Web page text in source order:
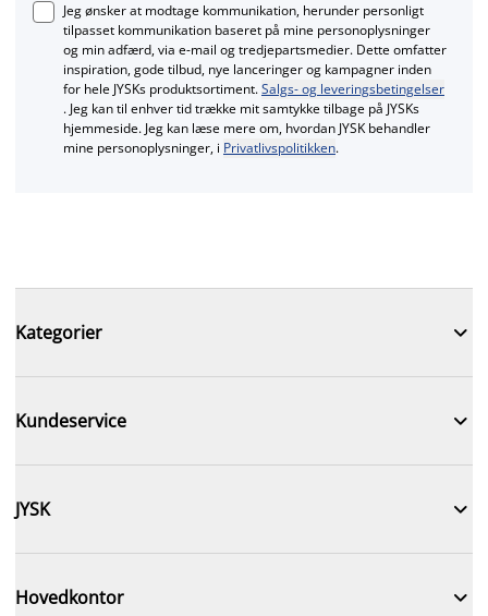
Jeg ønsker at modtage kommunikation, herunder personligt
tilpasset kommunikation baseret på mine personoplysninger
og min adfærd, via e‑mail og tredjepartsmedier. Dette omfatter
inspiration, gode tilbud, nye lanceringer og kampagner inden
for hele JYSKs produktsortiment.Salgs- og leveringsbetingelser
. Jeg kan til enhver tid trække mit samtykke tilbage på JYSKs
hjemmeside. Jeg kan læse mere om, hvordan JYSK behandler
mine personoplysninger, i Privatlivspolitikken.
Kategorier 
Kundeservice 
JYSK 
Hovedkontor 